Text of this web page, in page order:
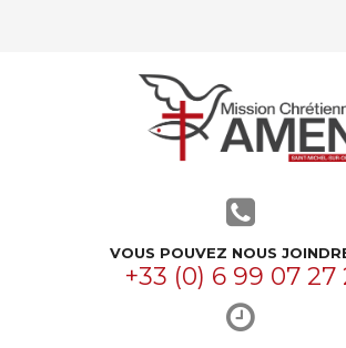
VOUS POUVEZ NOUS
+33 (0) 6 99 07 27